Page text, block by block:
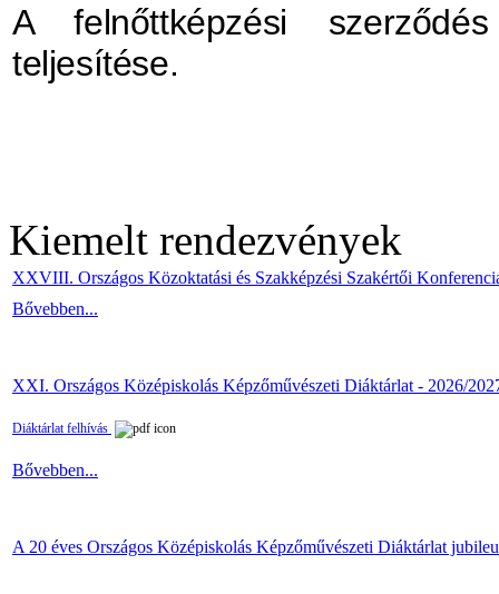
A felnőttképzési
teljesítése.
Kiemelt rendezvények
XXVIII. Országos Közoktatási és Szakképzési Szakértői
Bővebben...
XXI. Országos Középiskolás Képzőművészeti Diáktárlat - 2026/
Diáktárlat felhívás
Bővebben...
A 20 éves Országos Középiskolás Képzőművészeti Diáktárlat